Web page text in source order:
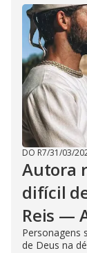
DO R7/31/03/
Autora
difícil
Reis —
Personagens
de Deus na